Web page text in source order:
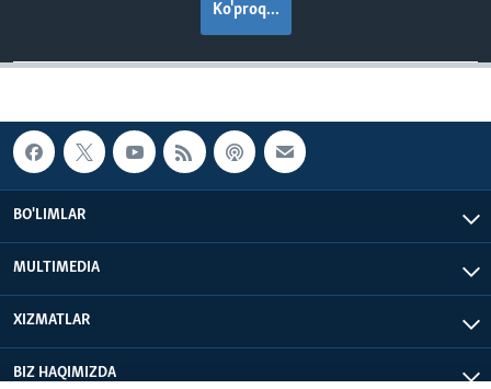
Ko'proq...
BO'LIMLAR
MULTIMEDIA
XIZMATLAR
BIZ HAQIMIZDA